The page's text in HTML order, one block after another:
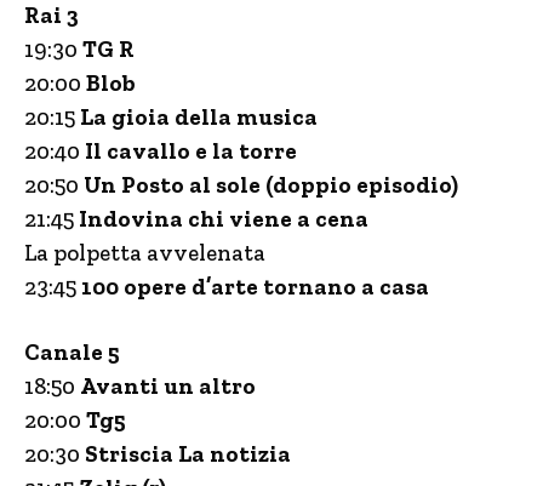
Rai 3
19:30 TG R
20:00 Blob
20:15 La gioia della musica
20:40 Il cavallo e la torre
20:50 Un Posto al sole (doppio episodio)
21:45 Indovina chi viene a cena
La polpetta avvelenata
23:45 100 opere d’arte tornano a casa
Canale 5
18:50 Avanti un altro
20:00 Tg5
20:30 Striscia La notizia